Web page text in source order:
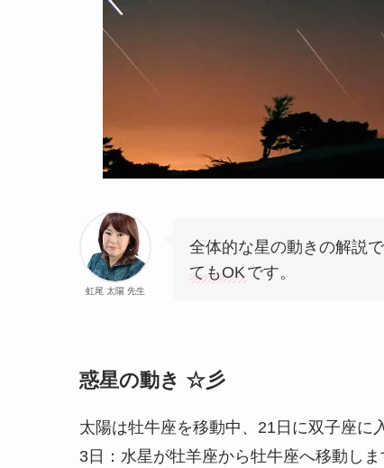
虹尾 太陽 先生
全体的な星の動きの解説
てもOK です。
惑星の動き ☆彡
太陽は牡牛座を移動中、21日に双子座に
3日：水星が牡羊座から牡牛座へ移動しま